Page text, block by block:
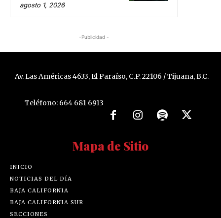
agosto 1, 2026
-Publicidad -
Av. Las Américas 4633, El Paraíso, C.P. 22106 / Tijuana, B.C.
Teléfono: 664 681 6913
Mapa de Sitio
INICIO
NOTICIAS DEL DÍA
BAJA CALIFORNIA
BAJA CALIFORNIA SUR
SECCIONES